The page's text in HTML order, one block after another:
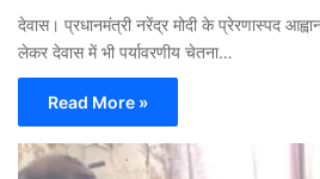
देवास। प्रधानमंत्री नरेंद्र मोदी के प्रेरणास्पद
लेकर देवास में भी पर्यावरणीय चेतना…
Read More »